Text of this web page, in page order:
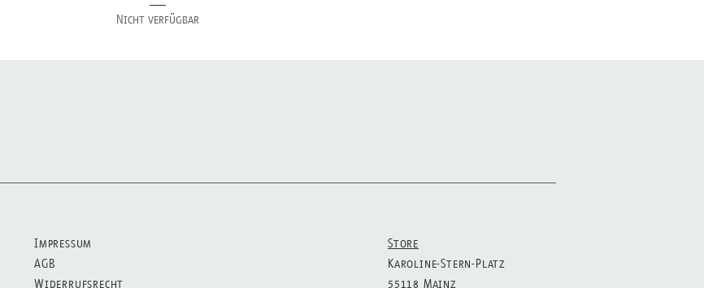
Nicht verfügbar
Impressum
AGB
Widerrufsrecht
Store
Karoline-Stern-Platz
55118 Mainz